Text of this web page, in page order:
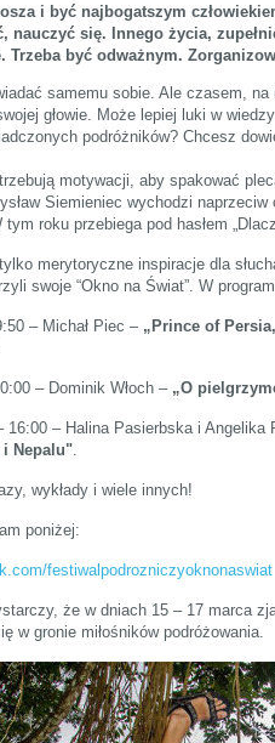
i być najbogatszym
nauczyć się. Innego życia,
Trzeba być odważnym.
samemu sobie. Ale czasem,
głowie. Może lepiej luki w
podróżników? Chcesz
motywacji, aby spakować
Siemieniec wychodzi
tym roku przebiega pod hasłem
merytoryczne inspiracje dla
swoje “Okno na Świat”. W
– Michał Piec – „Prince of
– Dominik Włoch – „O
16:00 – Halina Pasierbska i Angelika
Nepalu"
wykłady i wiele innych!
poniżej:
festiwalpodrozniczyoknonaswiat
że w dniach 15 – 17 marca
w gronie miłośników podróżowania.